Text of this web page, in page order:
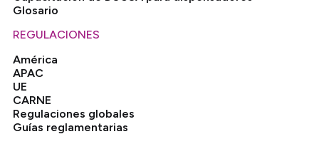
Glosario
REGULACIONES
América
APAC
UE
CARNE
Regulaciones globales
Guías reglamentarias